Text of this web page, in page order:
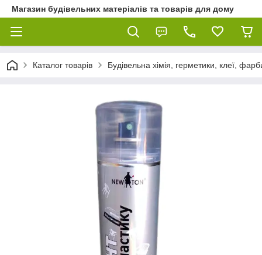
Магазин будівельних матеріалів та товарів для дому
Каталог товарів Будівельна хімія, герметики, клеї,